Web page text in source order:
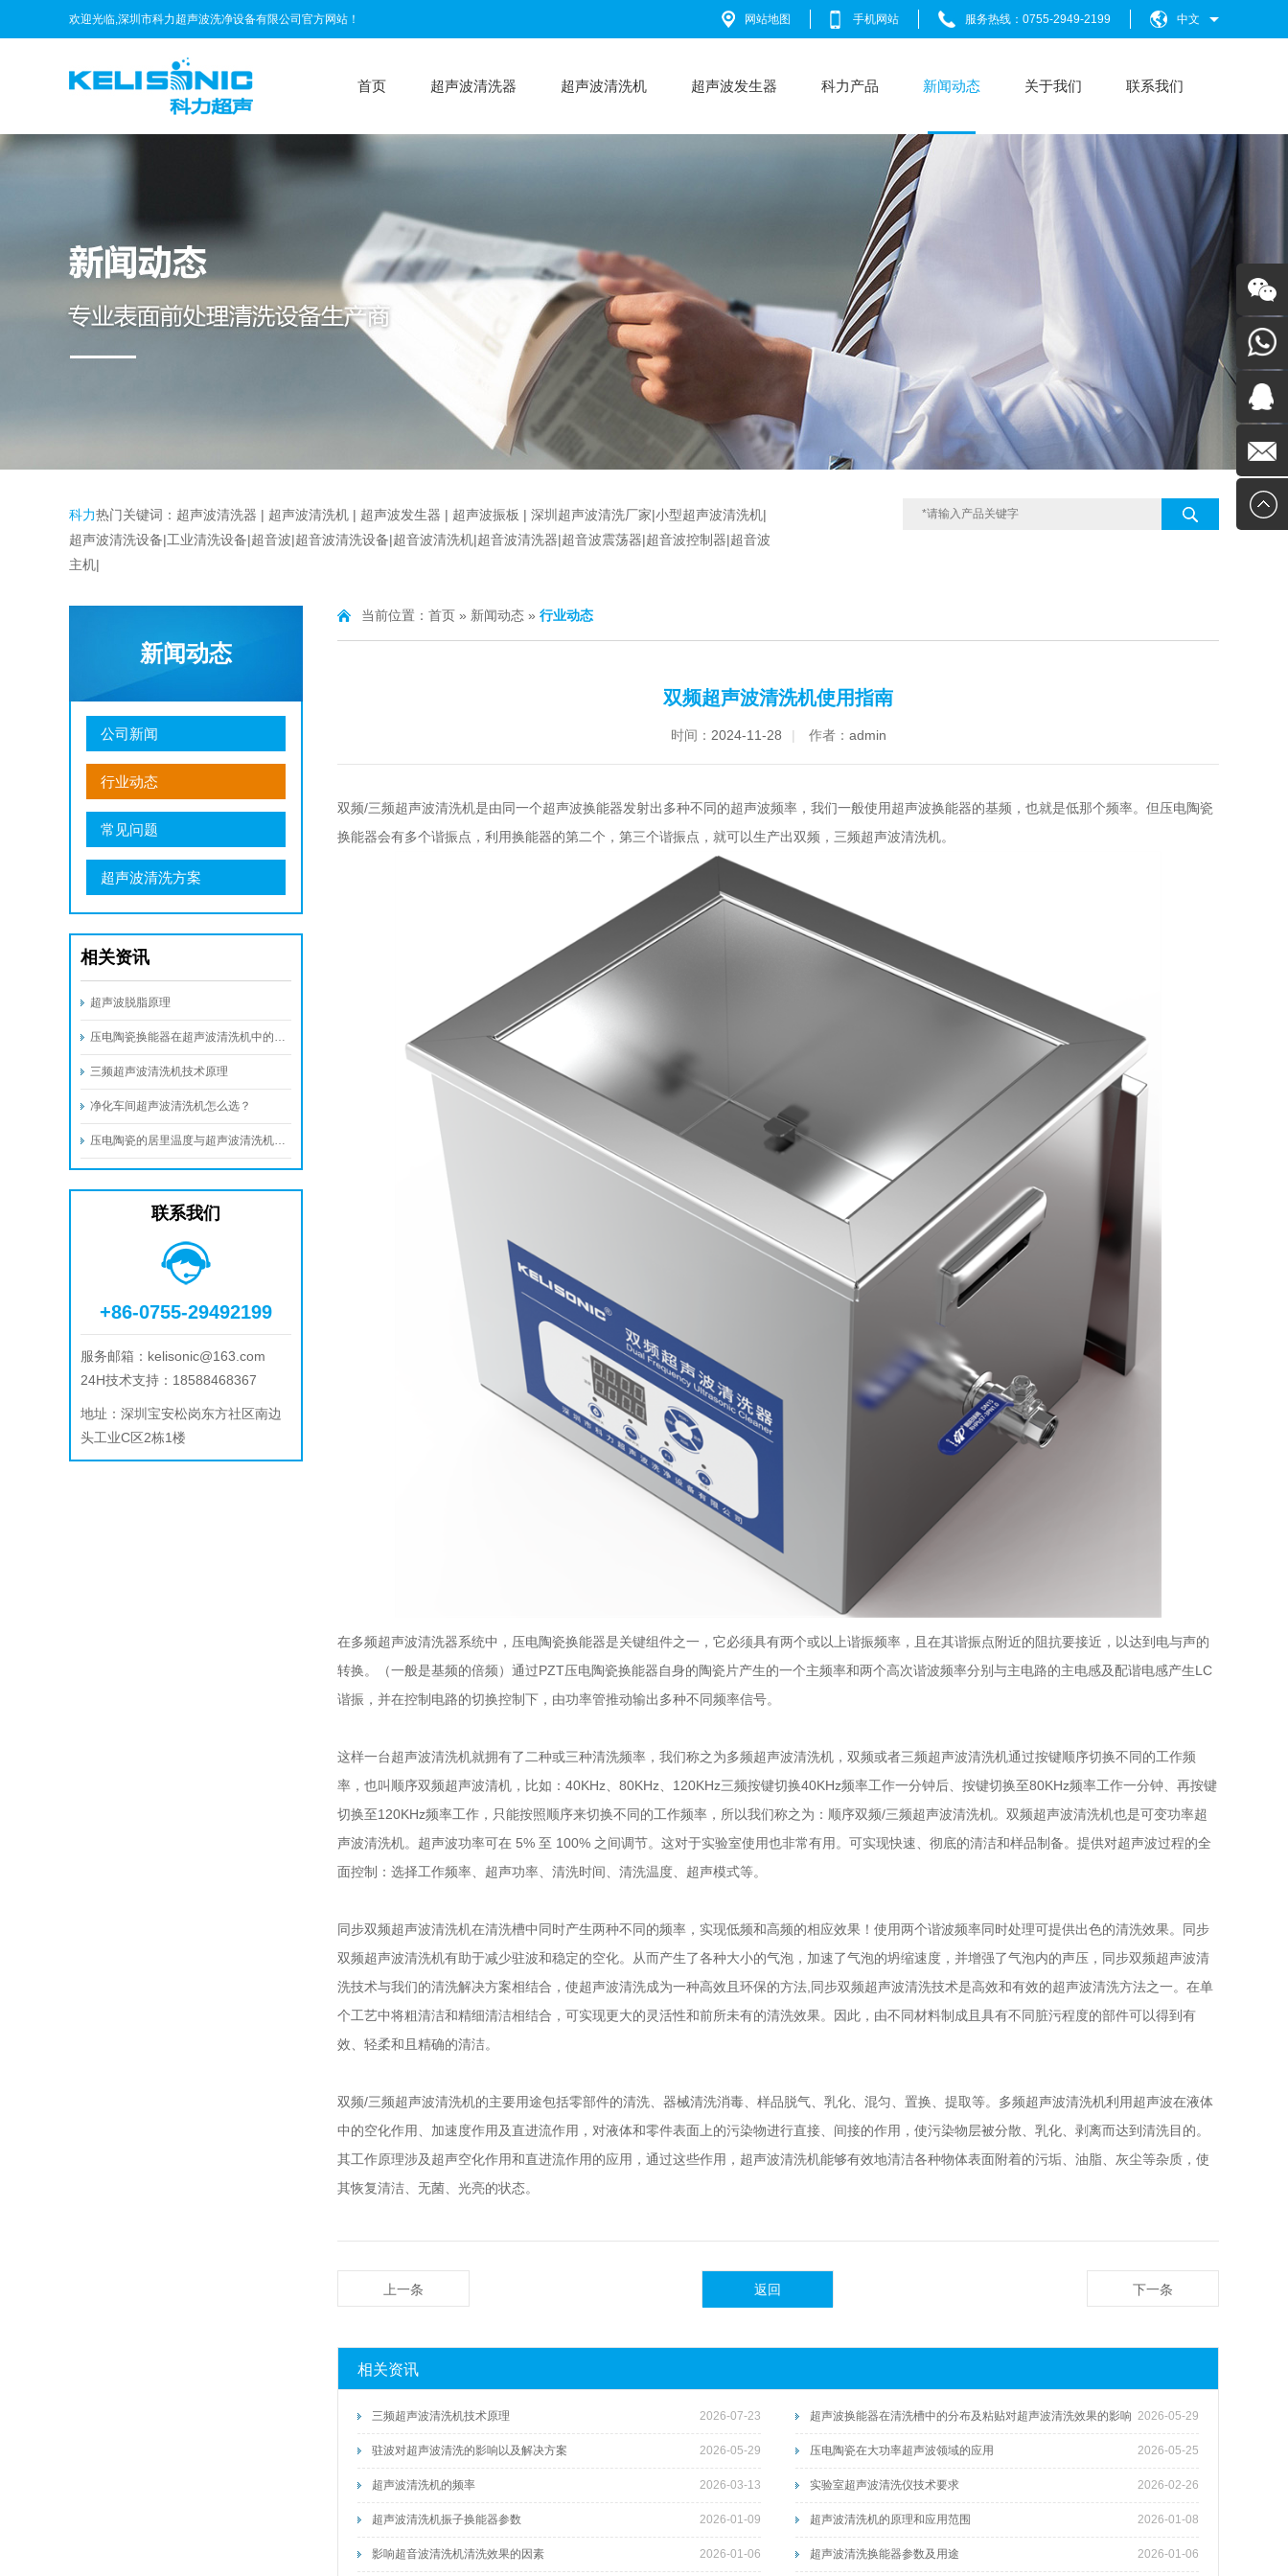
欢迎光临,深圳市科力超声波洗净设备有限公司官方网站！ 网站地图 手机网站 服务热线：0755-2949-2199 中文
首页 超声波清洗器 超声波清洗机 超声波发生器 科力产品 新闻动态 关于我们 联系我们
科力热门关键词： 超声波清洗器 | 超声波清洗机 | 超声波发生器 | 超声波振板 | 深圳超声波清洗厂家|小型超声波清洗机|
超声波清洗设备|工业清洗设备|超音波|超音波清洗设备|超音波清洗机|超音波清洗器|超音波震荡器|超音波控制器|超音波
主机|
新闻动态
公司新闻
行业动态
常见问题
超声波清洗方案
相关资讯
超声波脱脂原理
压电陶瓷换能器在超声波清洗机中的工业应用与优势
三频超声波清洗机技术原理
净化车间超声波清洗机怎么选？
压电陶瓷的居里温度与超声波清洗机的最高温度
联系我们
+86-0755-29492199
服务邮箱： kelisonic@163.com
24H技术支持：18588468367
地址： 深圳宝安松岗东方社区南边
头工业C区2栋1楼
当前位置： 首页 » 新闻动态 » 行业动态
双频超声波清洗机使用指南
时间： 2024-11-28 | 作者： admin
双频/三频超声波清洗机是由同一个超声波换能器发射出多种不同的超声波频率，我们一般使用超声波换能器的基频，也就是低那个频率。但压电陶瓷
换能器会有多个谐振点，利用换能器的第二个，第三个谐振点，就可以生产出双频，三频超声波清洗机。
在多频超声波清洗器系统中，压电陶瓷换能器是关键组件之一，它必须具有两个或以上谐振频率，且在其谐振点附近的阻抗要接近，以达到电与声的
转换。（一般是基频的倍频）通过PZT压电陶瓷换能器自身的陶瓷片产生的一个主频率和两个高次谐波频率分别与主电路的主电感及配谐电感产生LC
谐振，并在控制电路的切换控制下，由功率管推动输出多种不同频率信号。
这样一台超声波清洗机就拥有了二种或三种清洗频率，我们称之为多频超声波清洗机 ，双频或者三频超声波清洗机通过按键顺序切换不同的工作频
率，也叫顺序双频超声波清机，比如：40KHz、80KHz、120KHz三频按键切换40KHz频率工作一分钟后、按键切换至80KHz频率工作一分钟、再按键
切换至120KHz频率工作，只能按照顺序来切换不同的工作频率，所以我们称之为：顺序双频/三频超声波清洗机。双频超声波清洗机也是可变功率超
声波清洗机。超声波功率可在 5% 至 100% 之间调节。这对于实验室使用也非常有用。可实现快速、彻底的清洁和样品制备。提供对超声波过程的全
面控制：选择工作频率、超声功率、清洗时间、清洗温度、超声模式等。
同步双频超声波清洗机在清洗槽中同时产生两种不同的频率，实现低频和高频的相应效果！使用两个谐波频率同时处理可提供出色的清洗效果。同步
双频超声波清洗机有助于减少驻波和稳定的空化。从而产生了各种大小的气泡，加速了气泡的坍缩速度，并增强了气泡内的声压，同步双频超声波清
洗技术与我们的清洗解决方案相结合，使超声波清洗成为一种高效且环保的方法,同步双频超声波清洗技术是高效和有效的超声波清洗方法之一。在单
个工艺中将粗清洁和精细清洁相结合，可实现更大的灵活性和前所未有的清洗效果。因此，由不同材料制成且具有不同脏污程度的部件可以得到有
效、轻柔和且精确的清洁。
双频/三频超声波清洗机的主要用途包括零部件的清洗、器械清洗消毒、样品脱气、乳化、混匀、置换、提取等。多频超声波清洗机利用超声波在液体
中的空化作用、加速度作用及直进流作用，对液体和零件表面上的污染物进行直接、间接的作用，使污染物层被分散、乳化、剥离而达到清洗目的。
其工作原理涉及超声空化作用和直进流作用的应用，通过这些作用， 超声波清洗机能够有效地清洁各种物体表面附着的污垢、油脂、灰尘等杂质，使
其恢复清洁、无菌、光亮的状态。
上一条 返回 下一条
相关资讯
2026-07-23
三频超声波清洗机技术原理 2026-05-29
超声波换能器在清洗槽中的分布及粘贴对超声波清洗效果的影响
2026-05-29
驻波对超声波清洗的影响以及解决方案 2026-05-25
压电陶瓷在大功率超声波领域的应用
2026-03-13
超声波清洗机的频率 2026-02-26
实验室超声波清洗仪技术要求
2026-01-09
超声波清洗机振子换能器参数 2026-01-08
超声波清洗机的原理和应用范围
2026-01-06
影响超音波清洗机清洗效果的因素 2026-01-06
超声波清洗换能器参数及用途
关注我
+86-
0755-
在线客